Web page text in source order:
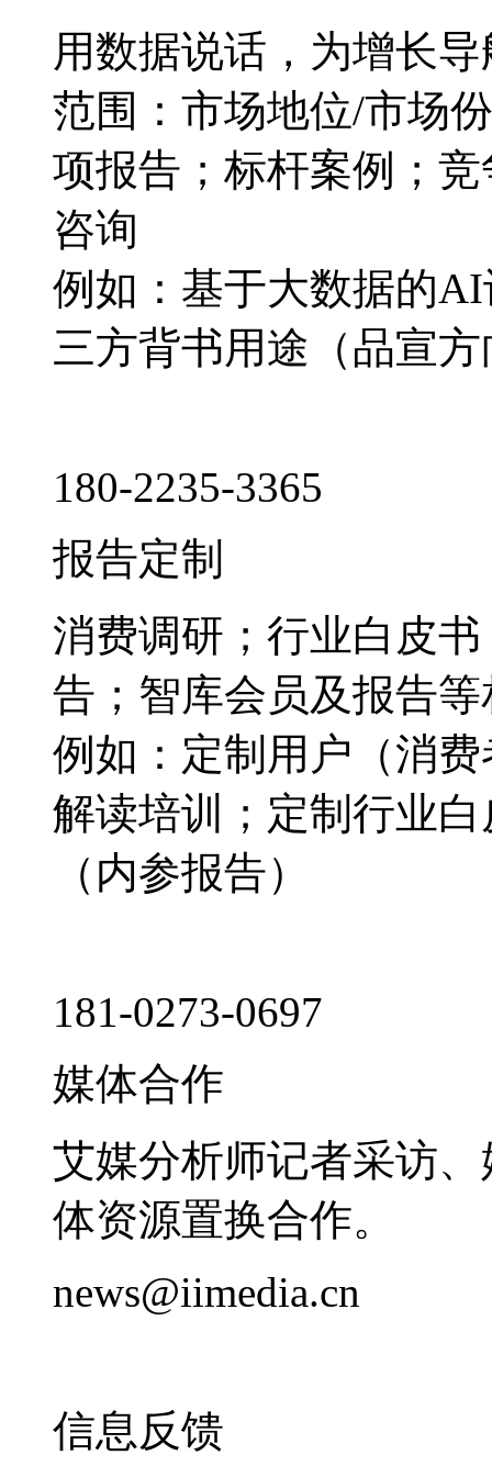
用数据说话，为增长导
范围：市场地位/市场
项报告；标杆案例；
咨询
例如：基于大数据的
三方背书用途（品宣
180-2235-3365
报告定制
消费调研；行业白皮
告；智库会员及报告
例如：定制用户（消
解读培训；定制行业
（内参报告）
181-0273-0697
媒体合作
艾媒分析师记者采访
体资源置换合作。
news@iimedia.cn
信息反馈